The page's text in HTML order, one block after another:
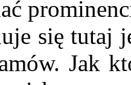
się tutaj
Jak